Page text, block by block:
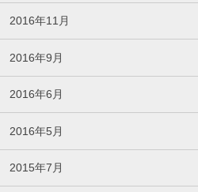
2016年11月
2016年9月
2016年6月
2016年5月
2015年7月